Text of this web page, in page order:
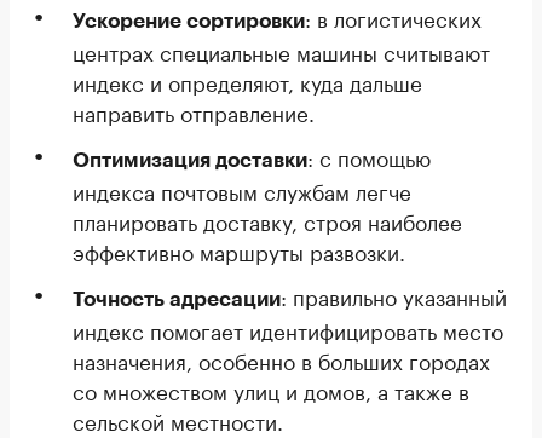
Ускорение сортировки: в логистических
центрах специальные машины считывают
индекс и определяют, куда дальше
направить отправление.
Оптимизация доставки: с помощью
индекса почтовым службам легче
планировать доставку, строя наиболее
эффективно маршруты развозки.
Точность адресации: правильно указанный
индекс помогает идентифицировать место
назначения, особенно в больших городах
со множеством улиц и домов, а также в
сельской местности.